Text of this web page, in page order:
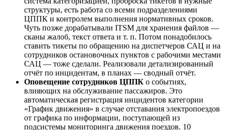
структуры, есть работа со всеми подразделениями
ЦППК и контролем выполнения нормативных сроков.
Чуть позже дорабатывали ITSM для хранения файлов —
сканы жалоб, текст ответа и т. п. Потом понадобилось
ставить тикеты по обращению на диспетчеров САЦ и на
сотрудников остановочных пунктов с рабочими местами
САЦ — тоже сделали. Реализовали детализированный
отчёт по инцидентам, в планах — сводный отчёт.
Оповещение сотрудников ЦППК о событиях,
влияющих на обслуживание пассажиров. Это
автоматическая регистрация инцидентов категории
«График движения» в случае отставания электропоездов
от графика по информации, поступающей из
подсистемы мониторинга движения поездов. 10